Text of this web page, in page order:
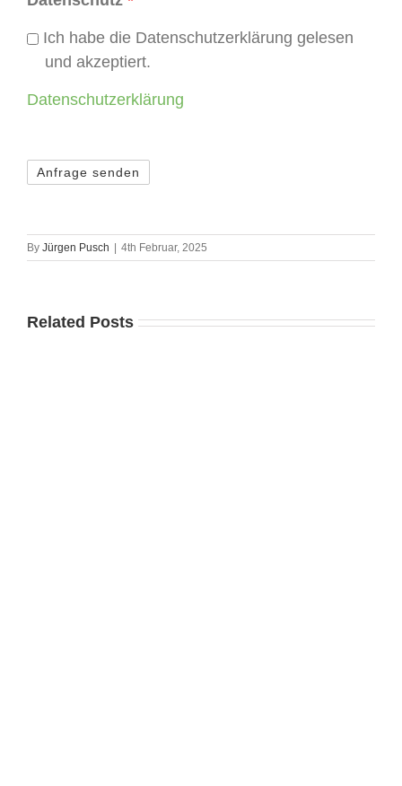
Ich habe die Datenschutzerklärung gelesen
und akzeptiert.
Datenschutzerklärung
By Jürgen Pusch | 4th Februar, 2025
Related Posts